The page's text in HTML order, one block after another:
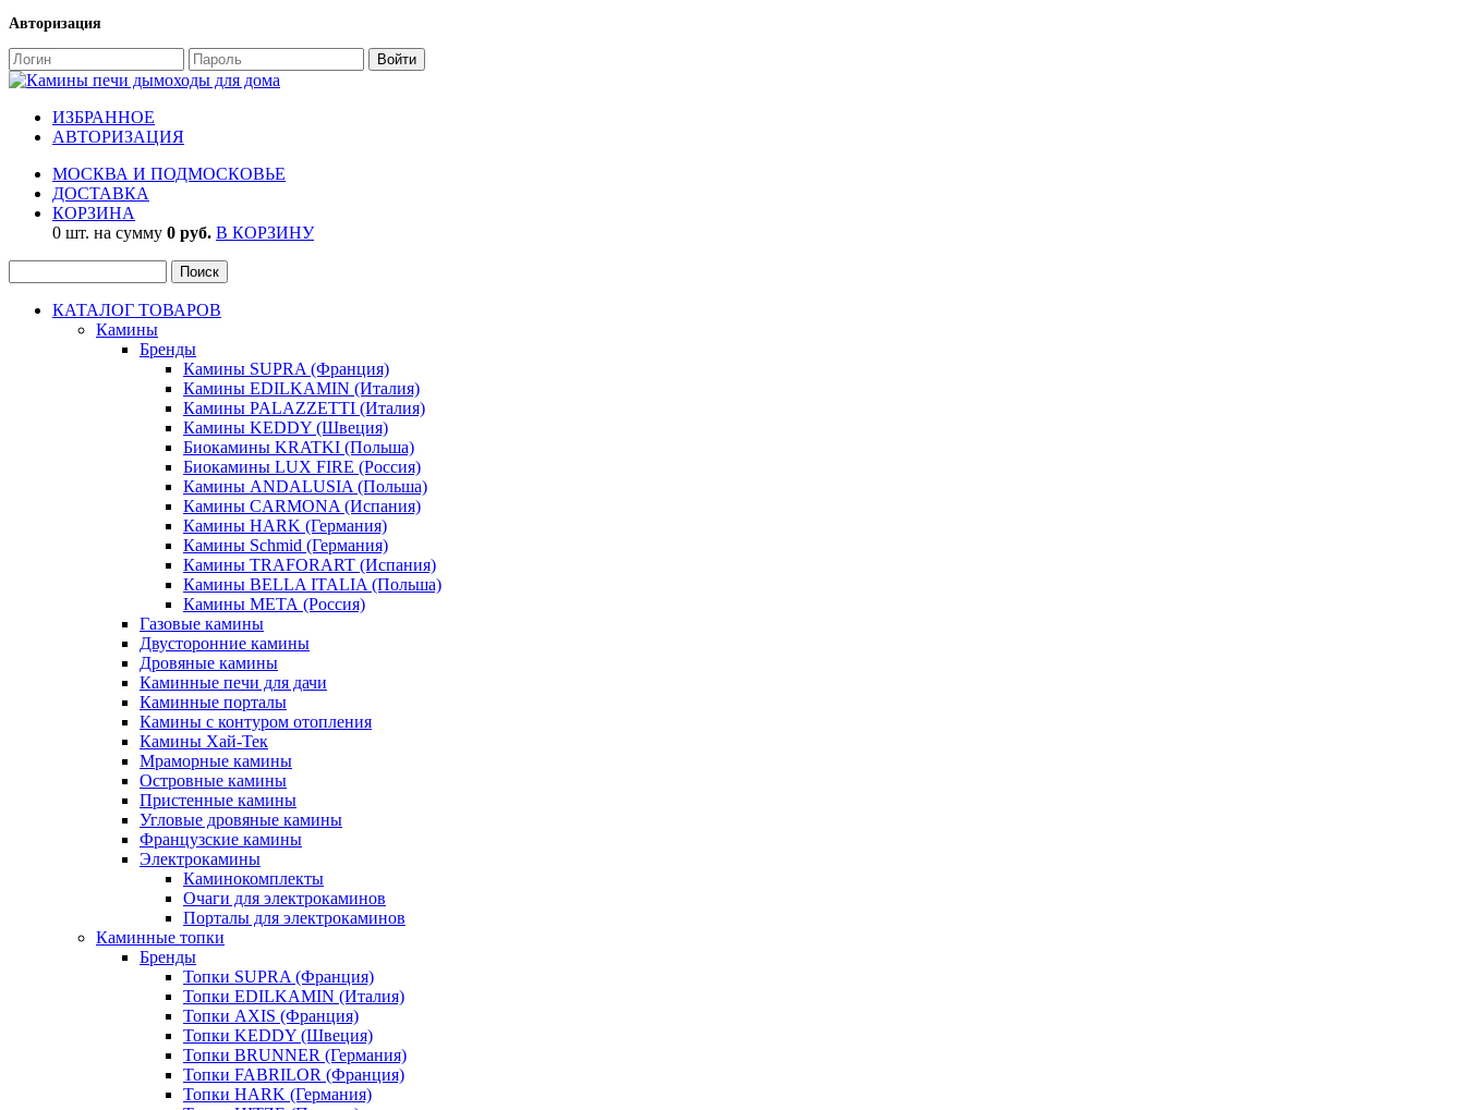
Авторизация
ИЗБРАННОЕ
АВТОРИЗАЦИЯ
МОСКВА И ПОДМОСКОВЬЕ
ДОСТАВКА
КОРЗИНА
0 шт. на сумму 0 руб. В КОРЗИНУ
КАТАЛОГ ТОВАРОВ
Камины
Бренды
Камины SUPRA (Франция)
Камины EDILKAMIN (Италия)
Камины PALAZZETTI (Италия)
Камины KEDDY (Швеция)
Биокамины KRATKI (Польша)
Биокамины LUX FIRE (Россия)
Камины ANDALUSIA (Польша)
Камины CARMONA (Испания)
Камины HARK (Германия)
Камины Schmid (Германия)
Камины TRAFORART (Испания)
Камины BELLA ITALIA (Польша)
Камины МЕТА (Россия)
Газовые камины
Двусторонние камины
Дровяные камины
Каминные печи для дачи
Каминные порталы
Камины с контуром отопления
Камины Хай-Тек
Мраморные камины
Островные камины
Пристенные камины
Угловые дровяные камины
Французские камины
Электрокамины
Каминокомплекты
Очаги для электрокаминов
Порталы для электрокаминов
Каминные топки
Бренды
Топки SUPRA (Франция)
Топки EDILKAMIN (Италия)
Топки AXIS (Франция)
Топки KEDDY (Швеция)
Топки BRUNNER (Германия)
Топки FABRILOR (Франция)
Топки HARK (Германия)